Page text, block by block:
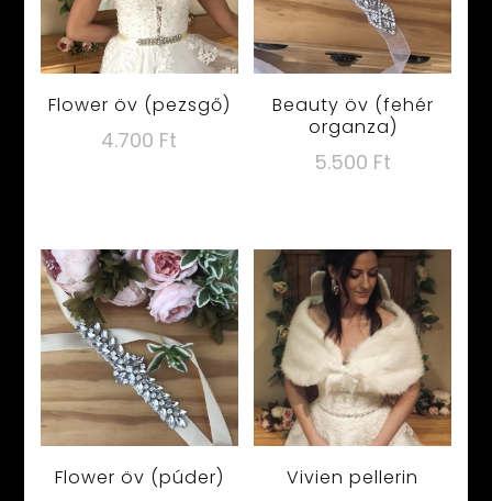
Flower öv (pezsgő)
4.700 Ft
Beauty öv (fehér
organza)
5.500 Ft
Flower öv (púder) Vivien pellerin